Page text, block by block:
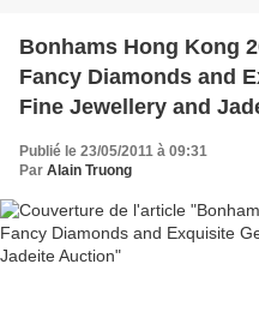
Bonhams Hong Kong
Fancy Diamonds and
Fine Jewellery and
Publié le 23/05/2011 à 09:31
Par Alain Truong